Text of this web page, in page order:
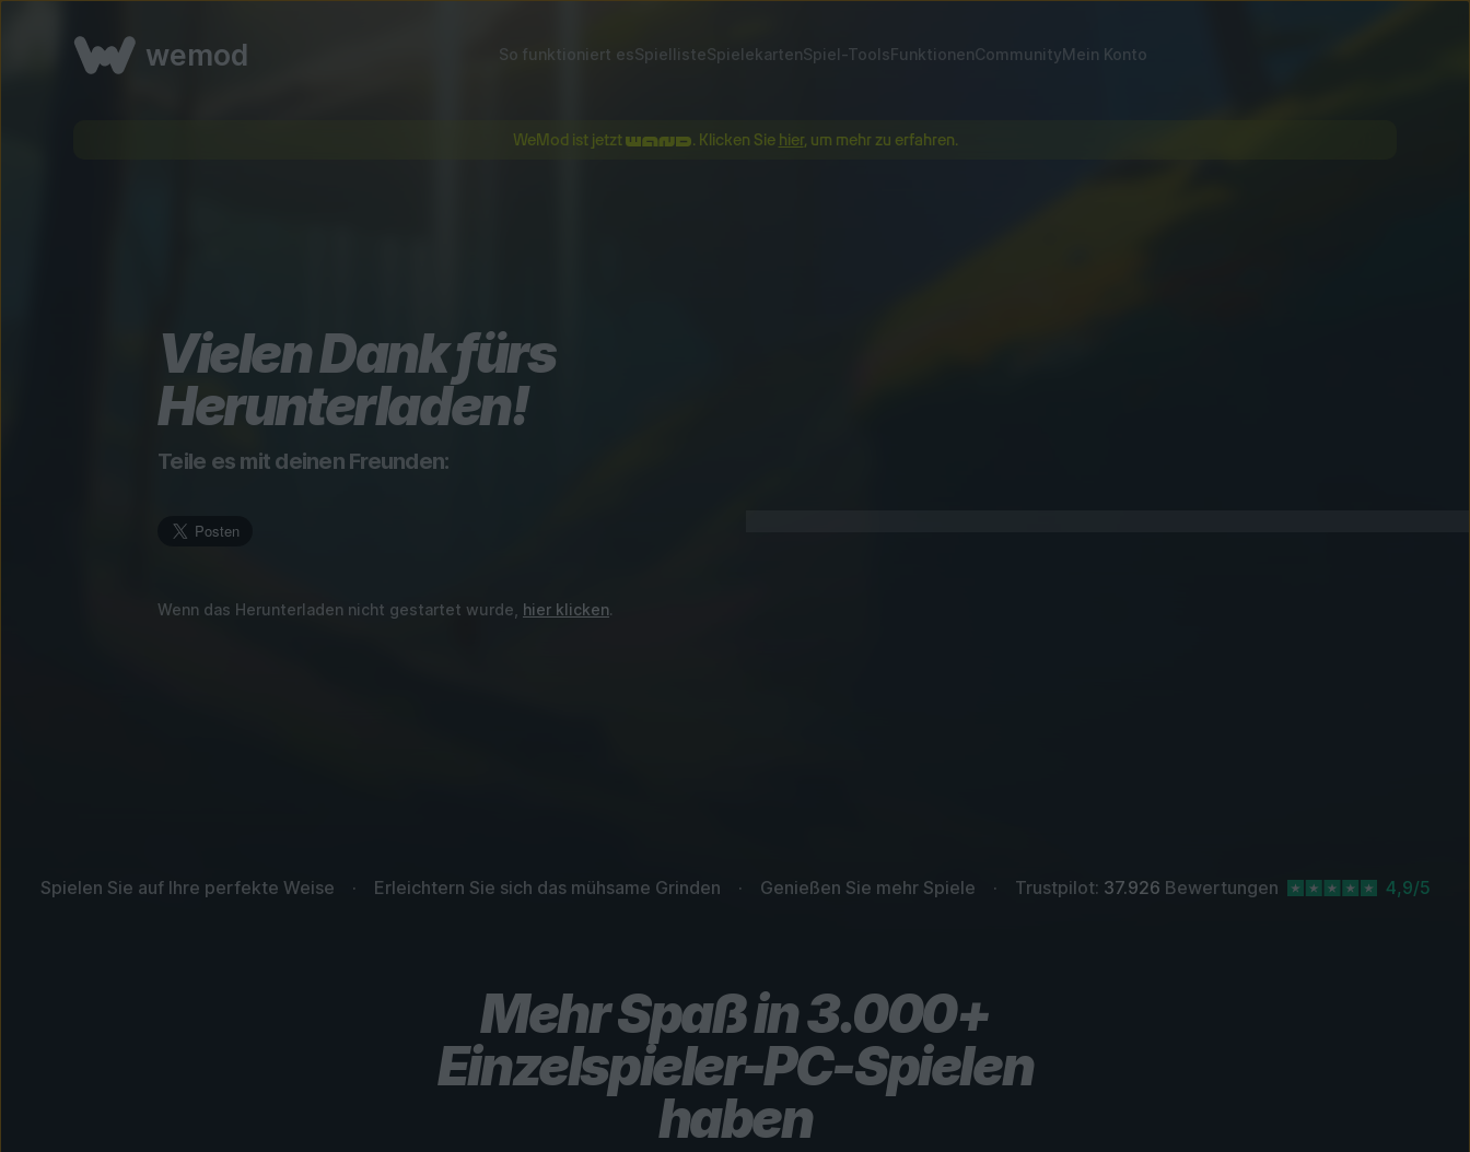
wemod So funktioniert esSpiellisteSpielekartenSpiel-ToolsFunktionenCommunityMein Konto
WeMod ist jetzt . Klicken Sie hier, um mehr zu erfahren.
Vielen Dank fürs
Herunterladen!
Teile es mit deinen Freunden:
Wenn das Herunterladen nicht gestartet wurde, hier klicken.
Spielen Sie auf Ihre perfekte Weise Erleichtern Sie sich das mühsame Grinden Genießen Sie mehr Spiele Trustpilot: 37.926 Bewertungen 4,9/5
Mehr Spaß in 3.000+
Einzelspieler-PC-Spielen
haben